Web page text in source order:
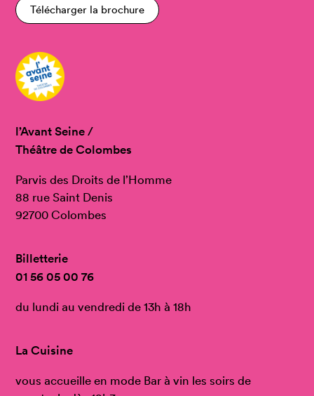
Télécharger la brochure
l’Avant Seine /
Théâtre de Colombes
Parvis des Droits de l’Homme
88 rue Saint Denis
92700 Colombes
Billetterie
01 56 05 00 76
du lundi au vendredi de 13h à 18h
La Cuisine
vous accueille en mode Bar à vin les soirs de